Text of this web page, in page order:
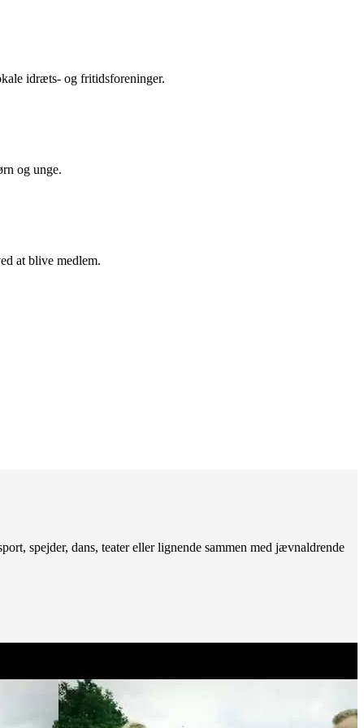
idræts- og fritidsforeninger.
og unge.
at blive medlem.
spejder, dans, teater eller lignende sammen med jævnaldrende